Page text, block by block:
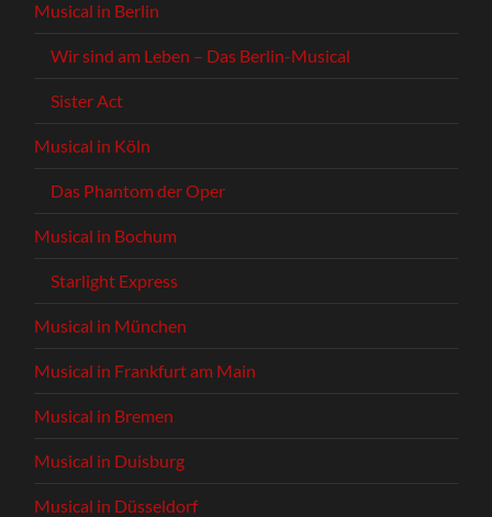
Musical in Berlin
Wir sind am Leben – Das Berlin-Musical
Sister Act
Musical in Köln
Das Phantom der Oper
Musical in Bochum
Starlight Express
Musical in München
Musical in Frankfurt am Main
Musical in Bremen
Musical in Duisburg
Musical in Düsseldorf